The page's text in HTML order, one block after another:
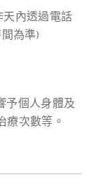
內透過電話
為準)
予個人身體及
療次數等。